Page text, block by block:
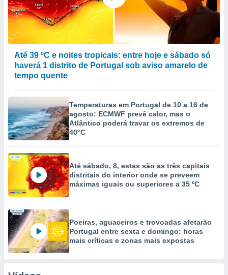
Até 39 ºC e noites tropicais: entre hoje e sábado só
haverá 1 distrito de Portugal sob aviso amarelo de
tempo quente
Temperaturas em Portugal de 10 a 16 de
agosto: ECMWF prevê calor, mas o
Atlântico poderá travar os extremos de
40°C
Até sábado, 8, estas são as três capitais
distritais do interior onde se preveem
máximas iguais ou superiores a 35 ºC
Poeiras, aguaceiros e trovoadas afetarão
Portugal entre sexta e domingo: horas
mais críticas e zonas mais expostas